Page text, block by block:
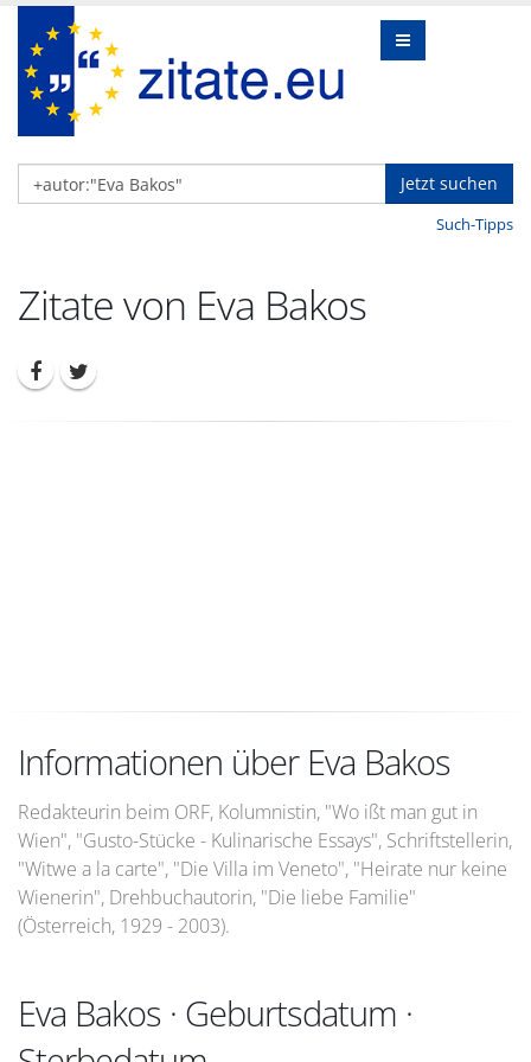
Jetzt suchen
Such-Tipps
Zitate von Eva Bakos
Informationen über Eva Bakos
Redakteurin beim ORF, Kolumnistin, "Wo ißt man gut in
Wien", "Gusto-Stücke - Kulinarische Essays", Schriftstellerin,
"Witwe a la carte", "Die Villa im Veneto", "Heirate nur keine
Wienerin", Drehbuchautorin, "Die liebe Familie"
(Österreich, 1929 - 2003).
Eva Bakos · Geburtsdatum ·